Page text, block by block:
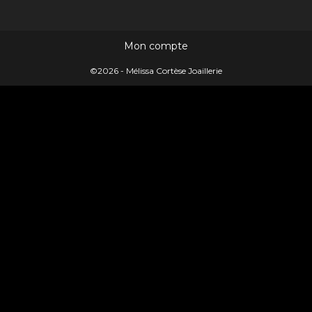
Mon compte
©2026 - Mélissa Cortèse Joaillerie